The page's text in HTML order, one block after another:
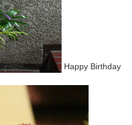
Happy Birthday